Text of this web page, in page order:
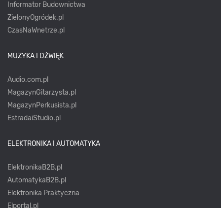
Informator Budownictwa
ZielonyOgródek.pl
CzasNaWnetrze.pl
MUZYKA I DŹWIĘK
Audio.com.pl
MagazynGitarzysta.pl
MagazynPerkusista.pl
EstradaiStudio.pl
ELEKTRONIKA I AUTOMATYKA
ElektronikaB2B.pl
AutomatykaB2B.pl
Elektronika Praktyczna
Elportal.pl